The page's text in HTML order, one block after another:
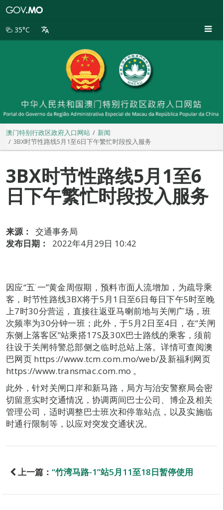
别
35°C
澳门特别行政区政府入口网站
新闻
3BX时节性路线5月1至6日下午繁忙时段投入服务
3BX时节性路线5月1至6
日下午繁忙时段投入服务
来源：
交通事务局
发布日期：
2022年4月29日 10:42
因应“五˙一”黄金周假期，预料市面人流增加，为疏导乘
客，时节性路线3BX将于5月1日至6日每日下午5时至晚
上7时30分营运，直接往返亚马喇前地与关闸广场，班
次频率为30分钟一班；此外，于5月2日至4日，在“关闸
东侧上落客区”站乘搭17S及30X巴士路线的乘客，须前
往设于关闸特警总部侧之临时总站上落。详情可查阅澳
巴网页 https://www.tcm.com.mo/web/及新福利网页
https://www.transmac.com.mo 。
此外，针对关闸口岸和新马路，局方与治安警察局会密
切留意实时交通情况，协调两间巴士公司、博企及相关
管理公司，适时调整巴士班次和停靠站点，以及实施临
时通行限制等，以应对突发交通状况。
上一篇： “竹湾马路-1”站5月11至18日暂停使用